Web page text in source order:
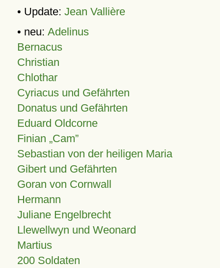
• Update: Jean Vallière
• neu: Adelinus
Bernacus
Christian
Chlothar
Cyriacus und Gefährten
Donatus und Gefährten
Eduard Oldcorne
Finian Cam
Sebastian von der heiligen Maria
Gibert und Gefährten
Goran von Cornwall
Hermann
Juliane Engelbrecht
Llewellwyn und Weonard
Martius
200 Soldaten